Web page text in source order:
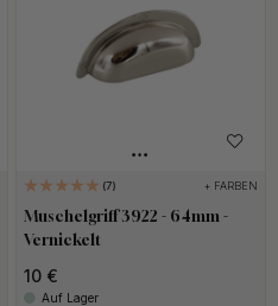
7 + FARBEN
Muschelgriff 3922 - 64mm -
Vernickelt
10 €
Auf Lager